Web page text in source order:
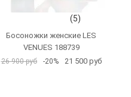
(5)
Босоножки женские LES
VENUES 188739
26 900 руб -20% 21 500 руб